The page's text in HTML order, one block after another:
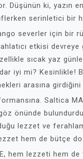
Düşünün ki, yazın
serinletici bir
severler için bir
etkisi
sıcak yaz
iyi mi? Kesinlikle!
arasına
Saltica
önünde
lezzet ve
hem de bütçe
hem lezzeti hem